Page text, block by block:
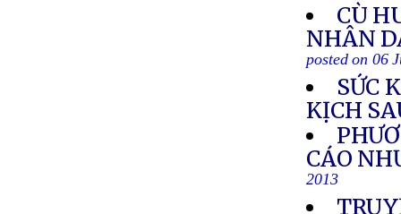
CÙ
NHÂN
posted on 06
SỨC
KỊCH
CÁO
2013